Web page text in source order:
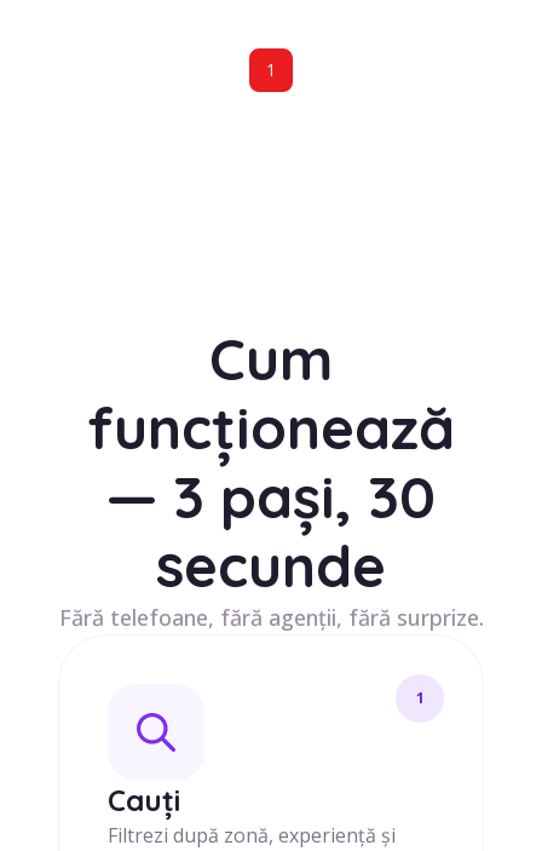
1
Cum
funcționează
— 3 pași, 30
secunde
Fără telefoane, fără agenții, fără surprize.
1
Cauți
Filtrezi după zonă, experiență și